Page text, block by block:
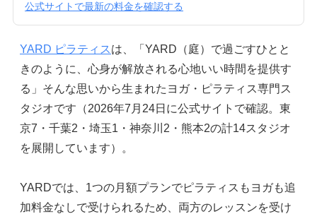
公式サイトで最新の料金を確認する
YARD ピラティス は、「YARD（庭）で過ごすひとと
きのように、心身が解放される心地いい時間を提供す
る」そんな思いから生まれたヨガ・ピラティス専門ス
タジオです（2026年7月24日に公式サイトで確認。東
京7・千葉2・埼玉1・神奈川2・熊本2の計14スタジオ
を展開しています）。
YARDでは、1つの月額プランでピラティスもヨガも追
加料金なしで受けられるため、両方のレッスンを受け